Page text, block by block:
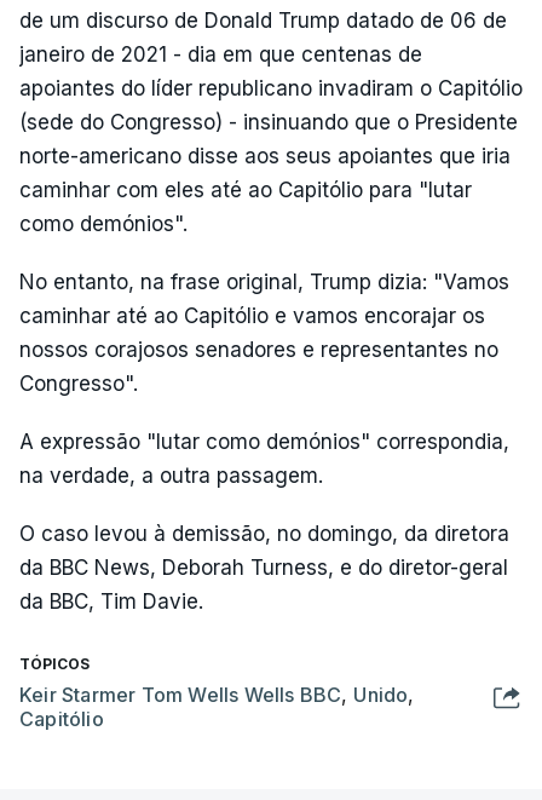
de um discurso de Donald Trump datado de 06 de
janeiro de 2021 - dia em que centenas de
apoiantes do líder republicano invadiram o Capitólio
(sede do Congresso) - insinuando que o Presidente
norte-americano disse aos seus apoiantes que iria
caminhar com eles até ao Capitólio para "lutar
como demónios".
No entanto, na frase original, Trump dizia: "Vamos
caminhar até ao Capitólio e vamos encorajar os
nossos corajosos senadores e representantes no
Congresso".
A expressão "lutar como demónios" correspondia,
na verdade, a outra passagem.
O caso levou à demissão, no domingo, da diretora
da BBC News, Deborah Turness, e do diretor-geral
da BBC, Tim Davie.
TÓPICOS
Keir Starmer Tom Wells Wells BBC, Unido,
Capitólio